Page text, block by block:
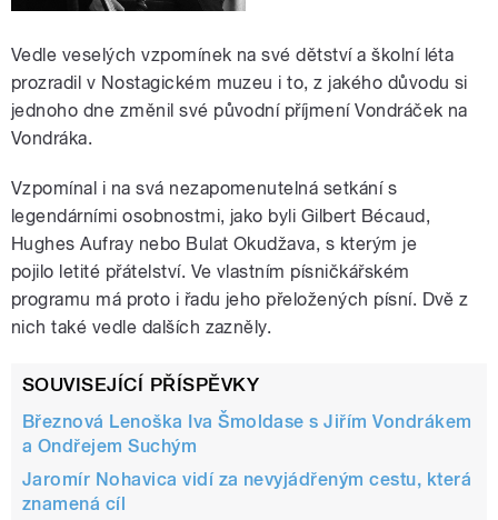
Vedle veselých vzpomínek na své dětství a školní léta
prozradil v Nostagickém muzeu i to, z jakého důvodu si
jednoho dne změnil své původní příjmení Vondráček na
Vondráka.
Vzpomínal i na svá nezapomenutelná setkání s
legendárními osobnostmi, jako byli Gilbert Bécaud,
Hughes Aufray nebo Bulat Okudžava, s kterým je
pojilo letité přátelství. Ve vlastním písničkářském
programu má proto i řadu jeho přeložených písní. Dvě z
nich také vedle dalších zazněly.
SOUVISEJÍCÍ PŘÍSPĚVKY
Březnová Lenoška Iva Šmoldase s Jiřím Vondrákem
a Ondřejem Suchým
Jaromír Nohavica vidí za nevyjádřeným cestu, která
znamená cíl